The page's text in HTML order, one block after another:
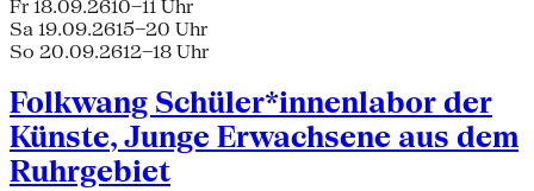
Fr 18.09.2610–11 Uhr
Sa 19.09.2615–20 Uhr
So 20.09.2612–18 Uhr
Folkwang Schüler*innenlabor der
Künste, Junge Erwachsene aus dem
Ruhrgebiet